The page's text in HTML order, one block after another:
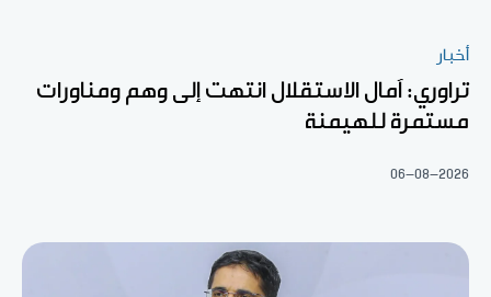
أخبار
تراوري: آمال الاستقلال انتهت إلى وهم ومناورات
مستمرة للهيمنة
06-08-2026